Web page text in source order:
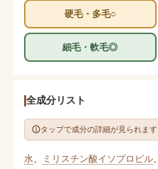
硬毛・多毛○
細毛・軟毛◎
全成分リスト
タップで成分の詳細が見られます
水 ミリスチン酸イソプロピル、